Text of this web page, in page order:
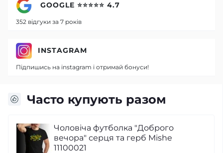
Часто купують разом
Чоловіча футболка "Доброго
вечора" серця та герб Mishe
11100021
GOOGLE ⭐⭐⭐⭐⭐ 4.7
352 відгуки за 7 років
INSTAGRAM
Підпишись на instagram і отримай бонуси!